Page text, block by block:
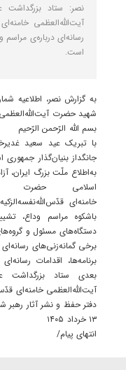
نصر: ستاد
آیت‌الله‌العظمی
رسانه‌ای درباره‌ی مراسم
است.
شهید حضرت
بسم الله الرّحمن الرّحیم
با تبریک عید سعید
جانگداز بنیان‌گذار
به‌اطلاع ملّت بزرگ ایران،
اسلامی حضرت
خامنه‌ای‌
باشکوه مراسم وداع،
دستگاه‌های مسئول و
برخی گمانه‌زنی‌های رسانه‌ای
برنامه‌ها، اقدامات
بعدی ستاد
آیت‌الله‌العظمی خامنه‌ای‌
دفتر حفظ و نشر آثار رهبر
۱۳ خرداد ۱۴۰۵
انتهای پیام/